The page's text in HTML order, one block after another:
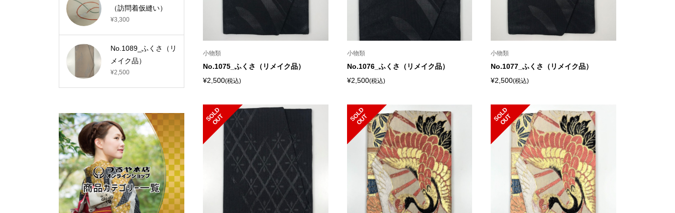
小物類
No.1075_ふくさ（リメイク品）
¥2,500(税込)
小物類
No.1076_ふくさ（リメイク品）
¥2,500(税込)
小物類
No.1077_ふくさ（リメイク品）
¥2,500(税込)
S
O
L
D
O
U
T S
O
L
D
O
U
T S
O
L
D
O
U
T
（訪問着仮縫い）
¥3,300
No.1089_ふくさ（リ
メイク品）
¥2,500